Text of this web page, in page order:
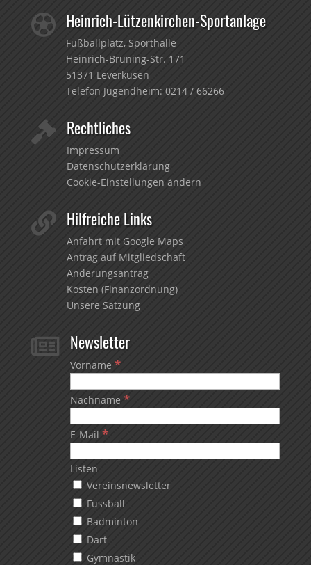
 Heinrich-Lützenkirchen-Sportanlage
Fußballplatz, Sporthalle
Heinrich-Brüning-Str. 171
51371 Leverkusen
Telefon Jugendheim: 0214 / 66266
 Rechtliches
Impressum
Datenschutzerklärung
Cookie-Einstellungen ändern
 Hilfreiche Links
Anfahrt mit Google Maps
Antrag auf Mitgliedschaft
Änderungsantrag
Kosten (Finanzordnung)
Unsere Satzung
 Newsletter
Vorname *
Nachname *
E-Mail *
Listen
Vereinsnewsletter
Fussball
Badminton
Dart
Gymnastik